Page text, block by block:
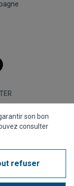
de cookies
compliance
son bon
consulter
refuser